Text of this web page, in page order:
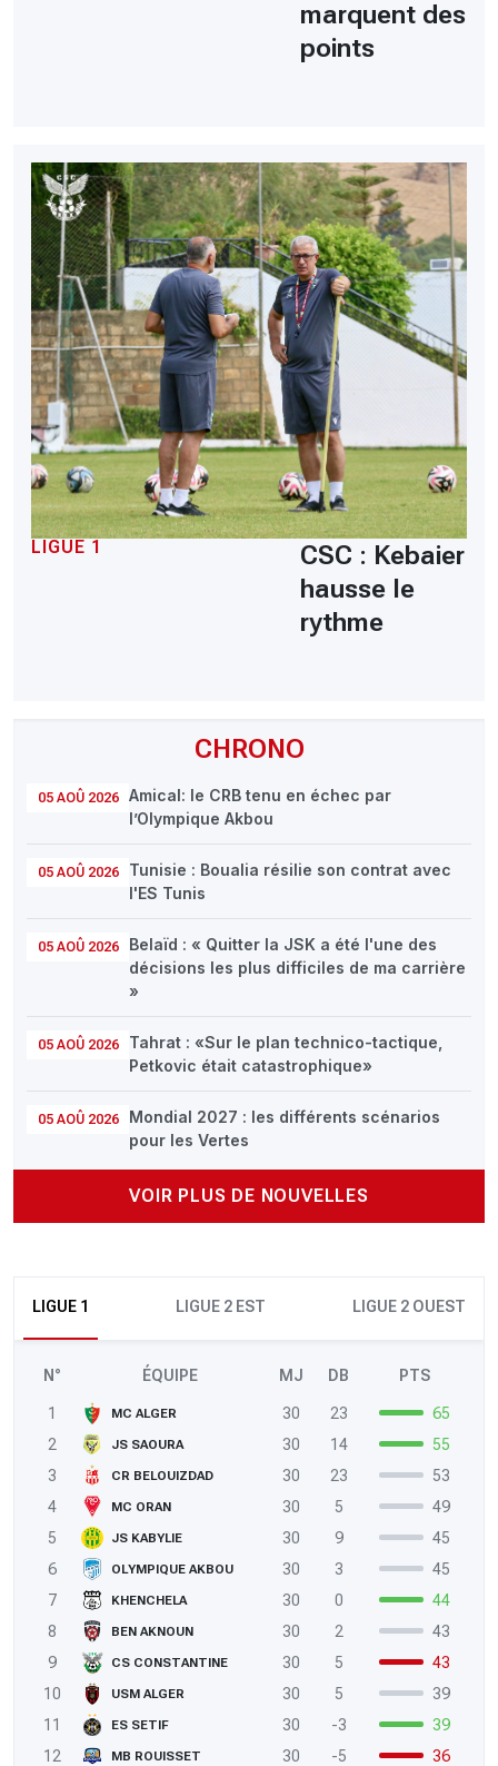
CHRONO
05 AOÛ 2026
Amical: le CRB tenu en échec par
l’Olympique Akbou
05 AOÛ 2026
Tunisie : Boualia résilie son contrat avec
l'ES Tunis
05 AOÛ 2026
Belaïd : « Quitter la JSK a été l'une des
décisions les plus difficiles de ma carrière
»
05 AOÛ 2026
Tahrat : «Sur le plan technico-tactique,
Petkovic était catastrophique»
05 AOÛ 2026
Mondial 2027 : les différents scénarios
pour les Vertes
VOIR PLUS DE NOUVELLES
LIGUE 1 LIGUE 2 EST LIGUE 2 OUEST
N° ÉQUIPE MJ DB PTS
1 MC ALGER 30 23
65
2
JS SAOURA 30 14
55
3
CR BELOUIZDAD 30 23
53
4
MC ORAN 30 5
49
5
JS KABYLIE 30 9
45
6
OLYMPIQUE AKBOU 30 3
45
7
KHENCHELA 30 0
44
8
BEN AKNOUN 30 2
43
9
CS CONSTANTINE 30 5
43
10
USM ALGER 30 5
39
11
ES SETIF 30 -3
39
12
MB ROUISSET 30 -5
36
marquent des
points
LIGUE 1
CSC : Kebaier
hausse le
rythme